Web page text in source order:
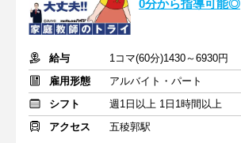
0分から指導可能◎
給与
1コマ(60分)1430～6930円
雇用形態
アルバイト・パート
シフト
週1日以上 1日1時間以上
アクセス
五稜郭駅